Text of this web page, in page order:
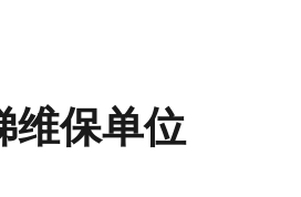
维保单位